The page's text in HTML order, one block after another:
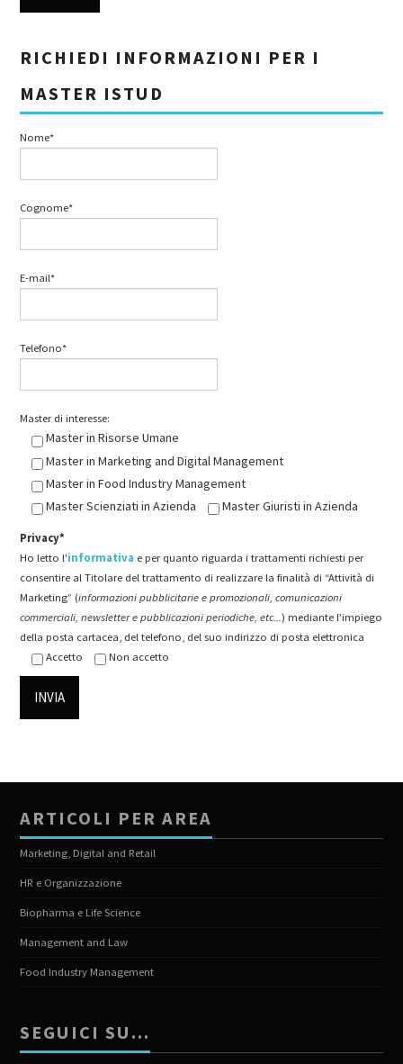
RICHIEDI INFORMAZIONI PER I
MASTER ISTUD
Nome*
Cognome*
E-mail*
Telefono*
Master di interesse:
Master in Risorse Umane
Master in Marketing and Digital Management
Master in Food Industry Management
Master Scienziati in Azienda
Master Giuristi in Azienda
Privacy*
Ho letto l'informativa e per quanto riguarda i trattamenti richiesti per
consentire al Titolare del trattamento di realizzare la finalità di “Attività di
Marketing” (informazioni pubblicitarie e promozionali, comunicazioni
commerciali, newsletter e pubblicazioni periodiche, etc...) mediante l’impiego
della posta cartacea, del telefono, del suo indirizzo di posta elettronica
Accetto
Non accetto
ARTICOLI PER AREA
Marketing, Digital and Retail
HR e Organizzazione
Biopharma e Life Science
Management and Law
Food Industry Management
SEGUICI SU…